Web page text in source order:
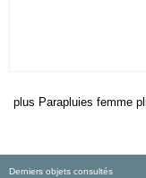
plus Parapluies femme
Derniers objets consultés